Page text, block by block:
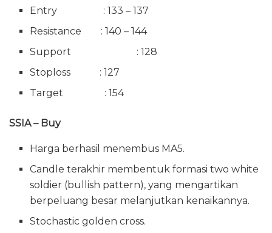
Entry : 133 – 137
Resistance : 140 – 144
Support : 128
Stoploss : 127
Target : 154
SSIA – Buy
Harga berhasil menembus MA5.
Candle terakhir membentuk formasi two white
soldier (bullish pattern), yang mengartikan
berpeluang besar melanjutkan kenaikannya.
Stochastic golden cross.